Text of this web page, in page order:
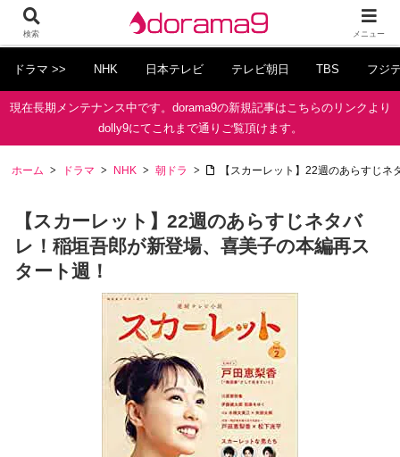
ドラマ >> NHK 日本テレビ テレビ朝日 TBS フジ
現在長期メンテナンス中です。dorama9の新規記事はこちらのリンクより
dolly9にてこれまで通りご覧頂けます。
ホーム ドラマ NHK 朝ドラ 【スカーレット】22週のあらすじ
【スカーレット】22週のあらすじネタバ
レ！稲垣吾郎が新登場、喜美子の本編再ス
タート週！
検索 メニュー